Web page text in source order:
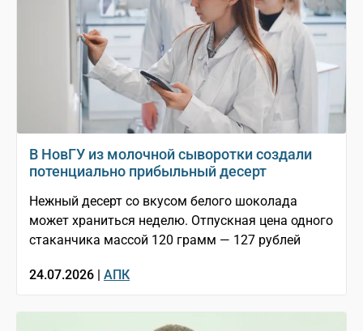
В НовГУ из молочной сыворотки создали
потенциально прибыльный десерт
Нежный десерт со вкусом белого шоколада
может храниться неделю. Отпускная цена одного
стаканчика массой 120 грамм — 127 рублей
24.07.2026 | АПК